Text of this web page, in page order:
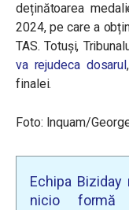
deținătoarea
2024, pe care a
TAS. Totuși,
va rejudeca dosarul
finalei.
Foto: Inquam/
Echipa
nicio formă